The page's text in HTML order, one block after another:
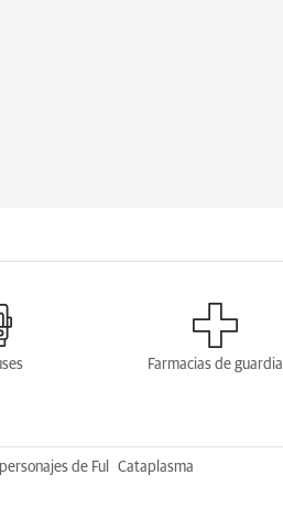
Farmacias de guardia
de Ful Cataplasma